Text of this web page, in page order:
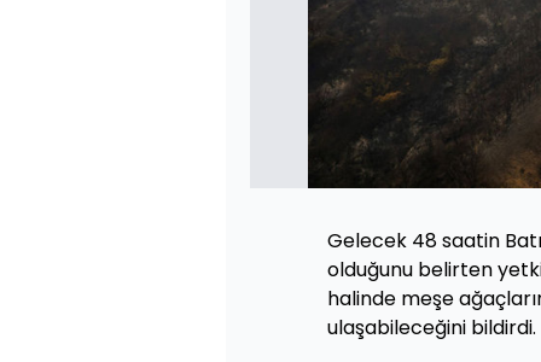
Gelecek 48 saatin
olduğunu belirten
halinde meşe
ulaşabileceğini bildirdi.